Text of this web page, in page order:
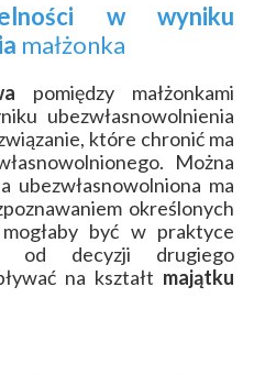
w wyniku
małżonka
pomiędzy
małżonkami
ubezwłasnowolnienia
które chronić ma
Można
ubezwłasnowolniona ma
określonych
być w praktyce
od decyzji drugiego
na kształt majątku